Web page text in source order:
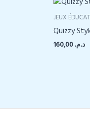
JEUX
Quizzy
د.م.